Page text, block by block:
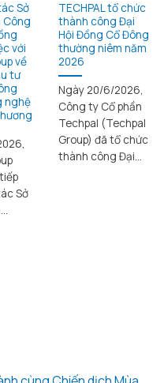
Sở
Công
với
về
tư
nghệ
Sở
TECHPAL tổ chức
thành công Đại
Hội Đồng Cổ Đông
thường niêm năm
2026
Ngày 20/6/2026,
Công ty Cổ phần
Techpal (Techpal
Group) đã tổ chức
thành công Đại...